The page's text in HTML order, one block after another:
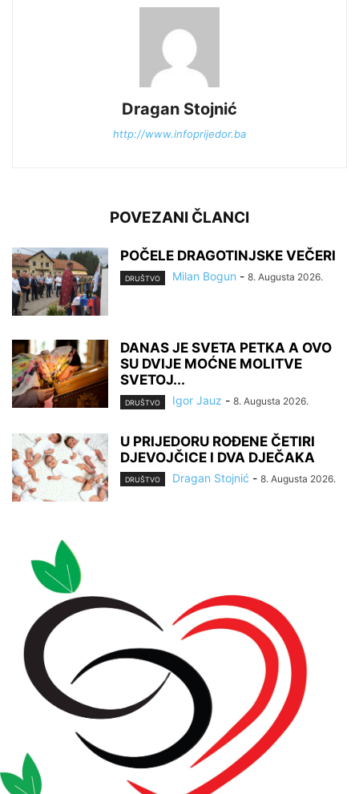
Dragan Stojnić
http://www.infoprijedor.ba
POVEZANI ČLANCI
POČELE DRAGOTINJSKE VEČERI
DRUŠTVO Milan Bogun - 8. Augusta 2026.
DANAS JE SVETA PETKA A OVO
SU DVIJE MOĆNE MOLITVE
SVETOJ...
DRUŠTVO Igor Jauz - 8. Augusta 2026.
U PRIJEDORU ROĐENE ČETIRI
DJEVOJČICE I DVA DJEČAKA
DRUŠTVO Dragan Stojnić - 8. Augusta 2026.